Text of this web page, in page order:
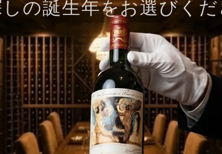
の誕生年をお選びく